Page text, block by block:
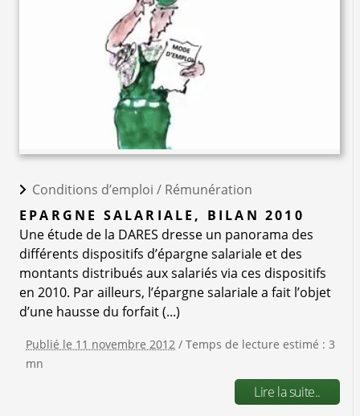
Conditions d’emploi / Rémunération
EPARGNE SALARIALE, BILAN 2010
Une étude de la DARES dresse un panorama des
différents dispositifs d’épargne salariale et des
montants distribués aux salariés via ces dispositifs
en 2010. Par ailleurs, l’épargne salariale a fait l’objet
d’une hausse du forfait (...)
Publié le 11 novembre 2012 / Temps de lecture estimé : 3
mn
Lire la suite..